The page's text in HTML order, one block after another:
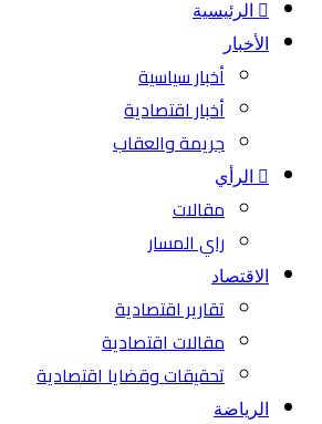
الرئيسية
الأخبار
أخبار سياسية
أخبار اقتصادية
جريمة والعقاب
الرأي
مقالات
راي المسار
الاقتصاد
تقارير اقتصادية
مقالات اقتصادية
تحقيقات وقضايا اقتصادية
الرياضة